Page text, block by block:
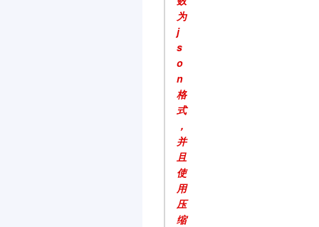
为
j
s
o
n
格
式
，
并
且
使
用
压
缩